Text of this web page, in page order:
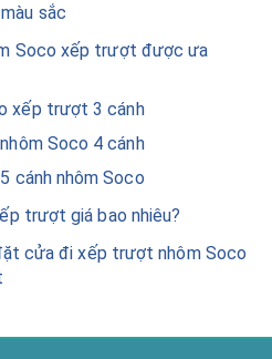
sắc
Soco xếp trượt được ưa
xếp trượt 3 cánh
Soco 4 cánh
cánh nhôm Soco
trượt giá bao nhiêu?
cửa đi xếp trượt nhôm Soco